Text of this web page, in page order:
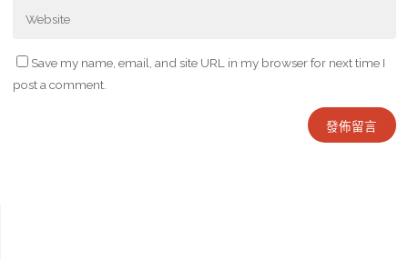
Save my name, email, and site URL in my browser for next time I
post a comment.